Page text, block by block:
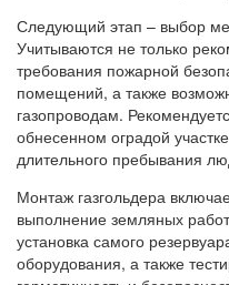
Следующий этап – выбор
Учитываются не только
требования пожарной
помещений, а также
газопроводам.
обнесенном оградой
длительного пребывания
Монтаж газгольдера
выполнение земляных
установка самого
оборудования, а также